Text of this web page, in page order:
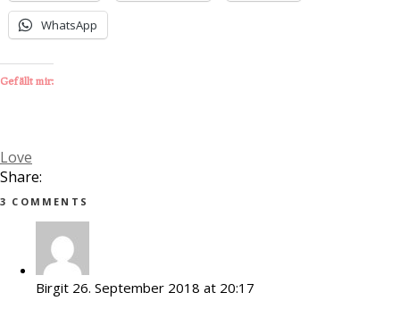
WhatsApp
Gefällt mir:
Love
Share:
3 COMMENTS
Birgit 26. September 2018 at 20:17